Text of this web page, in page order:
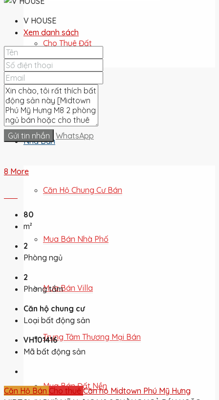
Cho Thuê Đất
Cho Thuê
Nhà Bán
Căn Hộ Chung Cư Bán
Mua Bán Nhà Phố
Mua Bán Villa
Trung Tâm Thương Mại Bán
Mua Bán Đất Nền
V HOUSE
Xem danh sách
Gửi tin nhắn WhatsApp
8 More
80
m²
2
Phòng ngủ
2
Phòng tắm
Căn hộ chung cư
Loại bất động sản
VH101416
Mã bất động sản
Căn Hộ Bán Cho thuê Căn hộ Midtown Phú Mỹ Hưng